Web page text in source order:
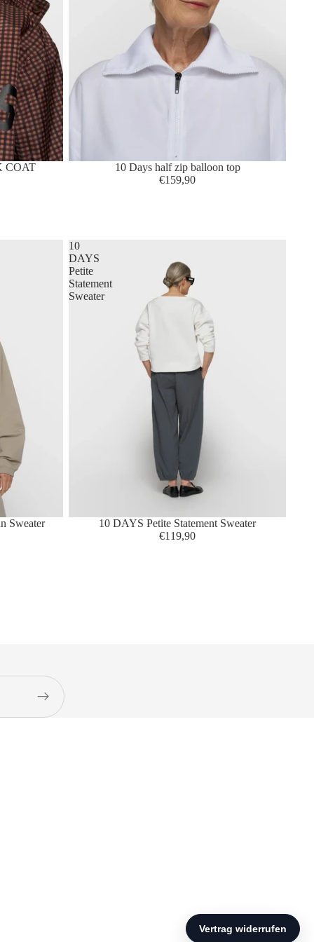
COAT
10 Days half zip balloon top
€159,90
Sweater
10
DAYS
Petite
Statement
Sweater
10 DAYS Petite Statement Sweater
€119,90